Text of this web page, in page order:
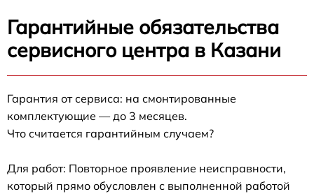
Гарантийные обязательства
сервисного центра в Казани
Гарантия от сервиса: на смонтированные
комплектующие — до 3 месяцев.
Что считается гарантийным случаем?
Для работ: Повторное проявление неисправности,
который прямо обусловлен с выполненной работой